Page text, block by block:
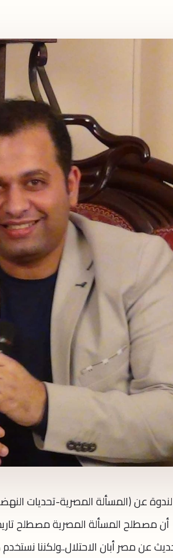
عن (المسألة المصرية-تحديات
مصطلح المسألة المصرية مصطلح
عن مصر أبان الاحتلال..ولكننا